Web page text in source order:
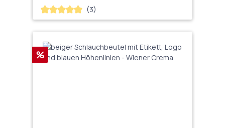
Durchschnittliche Bewertung von 5 von 5 Sternen
(3)
Rabatt
%